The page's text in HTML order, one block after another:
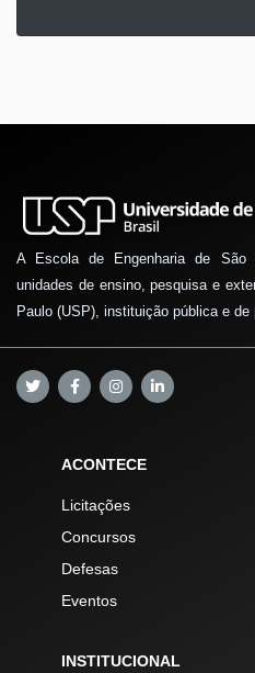
A Escola de Engenharia de
unidades de ensino, pesquisa e
Paulo (USP), instituição pública e de
ACONTECE
Licitações
Concursos
Defesas
Eventos
INSTITUCIONAL